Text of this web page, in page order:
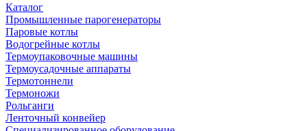
Каталог
Промышленные парогенераторы
Паровые котлы
Водогрейные котлы
Термоупаковочные машины
Термоусадочные аппараты
Термотоннели
Термоножи
Рольганги
Ленточный конвейер